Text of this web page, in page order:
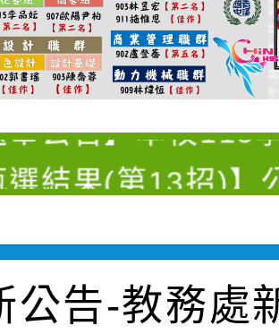
福利部疾病管制署
至9月21日辦理
本市公共運輸服務
的減碳存摺2.0」
委員會」及「教師
選結果(第13招)】
(第13招)
度第1學期第9次代
(第5招)
選結果(第4招)】
度第1學期第9次代
選結果(第12招)】
公告-教務處